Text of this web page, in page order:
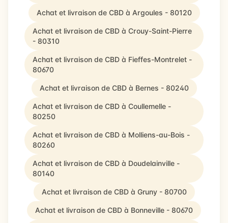
Achat et livraison de CBD à Argoules - 80120
Achat et livraison de CBD à Crouy-Saint-Pierre
- 80310
Achat et livraison de CBD à Fieffes-Montrelet -
80670
Achat et livraison de CBD à Bernes - 80240
Achat et livraison de CBD à Coullemelle -
80250
Achat et livraison de CBD à Molliens-au-Bois -
80260
Achat et livraison de CBD à Doudelainville -
80140
Achat et livraison de CBD à Gruny - 80700
Achat et livraison de CBD à Bonneville - 80670